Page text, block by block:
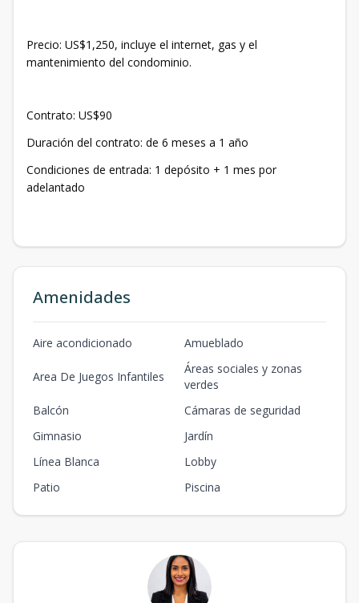
Precio: US$1,250, incluye el internet, gas y el
mantenimiento del condominio.
Contrato: US$90
Duración del contrato: de 6 meses a 1 año
Condiciones de entrada: 1 depósito + 1 mes por
adelantado
Amenidades
Aire acondicionado Amueblado
Area De Juegos Infantiles
Áreas sociales y zonas
verdes
Balcón
Cámaras de seguridad
Gimnasio
Jardín
Línea Blanca
Lobby
Patio
Piscina